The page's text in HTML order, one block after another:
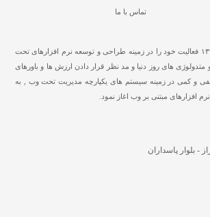
تماس با ما
گروه فارس وب از سال ۱۳۹۰ فعالیت خود را در زمینه طراحی و توسعه نرم افزارهای تحت
متدولوژی های روز دنیا و مد نظر قرار دادن ارزش ها و باورهای
و کمی در زمینه سیستم های یکپارچه مدیریت تحت وب , به
افزارهای مبتنی بر وب اغاز نمود.
- بلوار پاسداران